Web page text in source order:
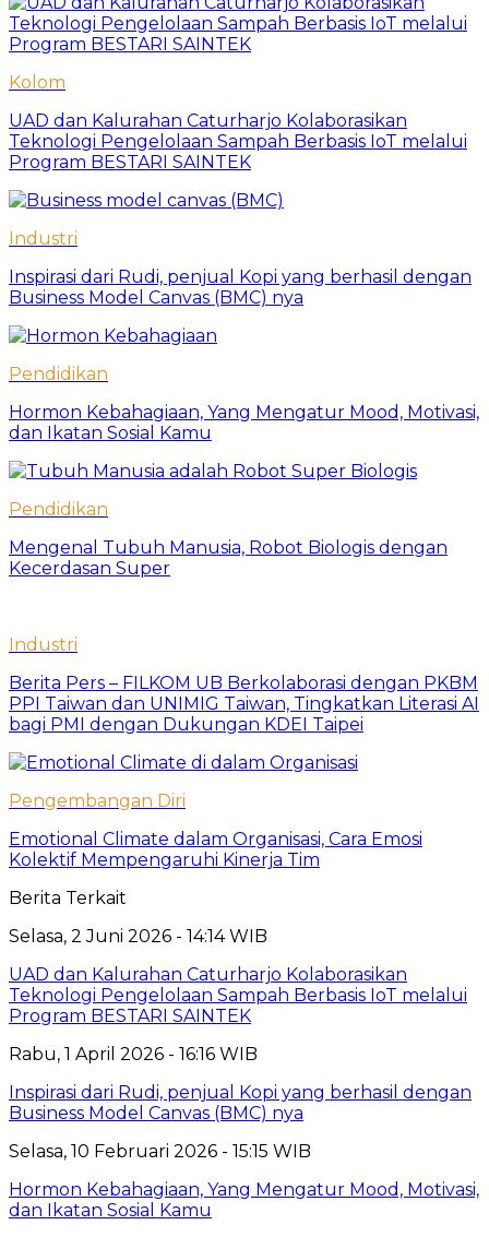
Kolom
UAD dan Kalurahan Caturharjo Kolaborasikan
Teknologi Pengelolaan Sampah Berbasis IoT melalui
Program BESTARI SAINTEK
Industri
Inspirasi dari Rudi, penjual Kopi yang berhasil dengan
Business Model Canvas (BMC) nya
Pendidikan
Hormon Kebahagiaan, Yang Mengatur Mood, Motivasi,
dan Ikatan Sosial Kamu
Pendidikan
Mengenal Tubuh Manusia, Robot Biologis dengan
Kecerdasan Super
Industri
Berita Pers – FILKOM UB Berkolaborasi dengan PKBM
PPI Taiwan dan UNIMIG Taiwan, Tingkatkan Literasi AI
bagi PMI dengan Dukungan KDEI Taipei
Pengembangan Diri
Emotional Climate dalam Organisasi, Cara Emosi
Kolektif Mempengaruhi Kinerja Tim
Berita Terkait
Selasa, 2 Juni 2026 - 14:14 WIB
UAD dan Kalurahan Caturharjo Kolaborasikan
Teknologi Pengelolaan Sampah Berbasis IoT melalui
Program BESTARI SAINTEK
Rabu, 1 April 2026 - 16:16 WIB
Inspirasi dari Rudi, penjual Kopi yang berhasil dengan
Business Model Canvas (BMC) nya
Selasa, 10 Februari 2026 - 15:15 WIB
Hormon Kebahagiaan, Yang Mengatur Mood, Motivasi,
dan Ikatan Sosial Kamu